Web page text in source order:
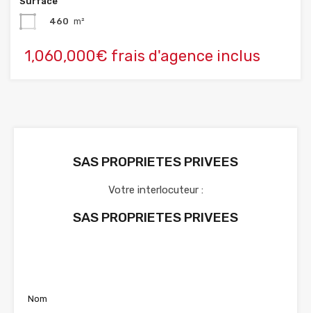
460 m²
1,060,000€ frais d'agence inclus
SAS PROPRIETES PRIVEES
Votre interlocuteur :
SAS PROPRIETES PRIVEES
Nom